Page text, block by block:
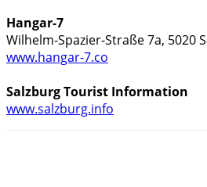
www.hangar-7.co
www.salzburg.info